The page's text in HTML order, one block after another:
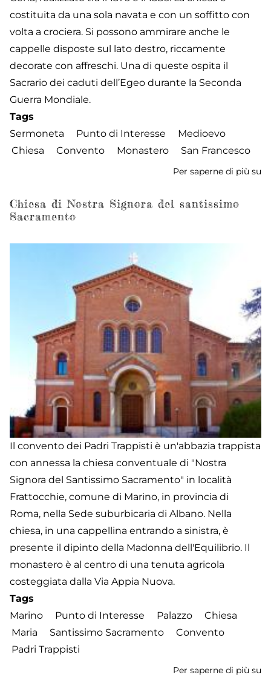
costituita da una sola navata e con un soffitto con
volta a crociera. Si possono ammirare anche le
cappelle disposte sul lato destro, riccamente
decorate con affreschi. Una di queste ospita il
Sacrario dei caduti dell’Egeo durante la Seconda
Guerra Mondiale.
Tags
Sermoneta
Punto di Interesse
Medioevo
Chiesa
Convento Monastero San Francesco
Per saperne di più su
Chiesa di Nostra Signora del santissimo
Sacramento
Il convento dei Padri Trappisti è un'abbazia trappista
con annessa la chiesa conventuale di "Nostra
Signora del Santissimo Sacramento" in località
Frattocchie, comune di Marino, in provincia di
Roma, nella Sede suburbicaria di Albano. Nella
chiesa, in una cappellina entrando a sinistra, è
presente il dipinto della Madonna dell'Equilibrio. Il
monastero è al centro di una tenuta agricola
costeggiata dalla Via Appia Nuova.
Tags
Marino
Punto di Interesse Palazzo
Chiesa
Maria
Santissimo Sacramento
Convento
Padri Trappisti
Per saperne di più su